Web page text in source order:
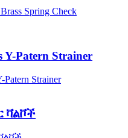
Y-Patern Strainer
ቫልቮች